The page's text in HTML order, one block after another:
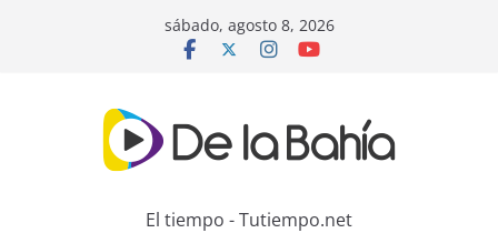
sábado, agosto 8, 2026
El tiempo - Tutiempo.net